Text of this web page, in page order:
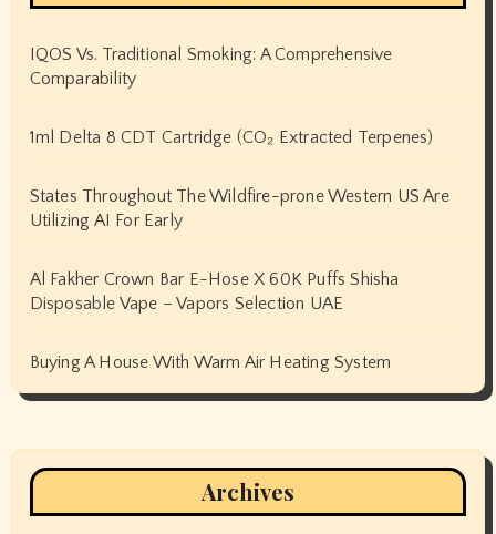
IQOS Vs. Traditional Smoking: A Comprehensive
Comparability
1ml Delta 8 CDT Cartridge (CO₂ Extracted Terpenes)
States Throughout The Wildfire-prone Western US Are
Utilizing AI For Early
Al Fakher Crown Bar E-Hose X 60K Puffs Shisha
Disposable Vape – Vapors Selection UAE
Buying A House With Warm Air Heating System
Archives